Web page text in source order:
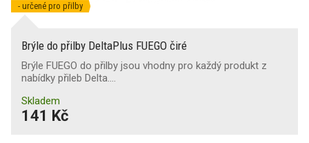
- určené pro přilby
Brýle do přilby DeltaPlus FUEGO čiré
Brýle FUEGO do přilby jsou vhodny pro každý produkt z
nabídky přileb Delta.…
Skladem
141 Kč